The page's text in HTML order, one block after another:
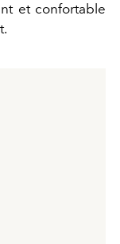
et confortable